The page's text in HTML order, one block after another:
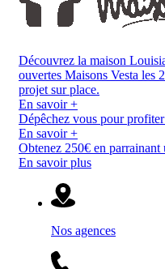
Découvrez la maison
ouvertes Maisons Vesta les
projet sur place.
En savoir +
Dépêchez vous pour
En savoir +
Obtenez 250€ en
En savoir plus
Nos agences